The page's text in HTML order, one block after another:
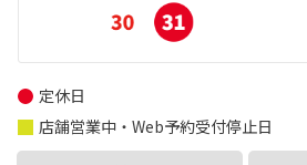
定休日
店舗営業中・Web予約受付停止日